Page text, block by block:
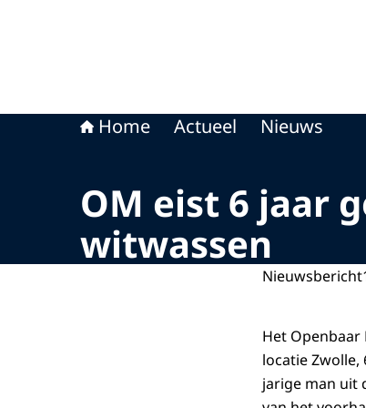
Home Actueel Nieuws
OM eist 6 jaar
witwassen
Nieuwsbericht
Het
locatie
jarige man uit